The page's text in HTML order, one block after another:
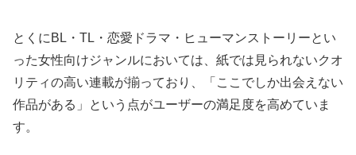
とくにBL・TL・恋愛ドラマ・ヒューマンストーリーとい
った女性向けジャンルにおいては、紙では見られないクオ
リティの高い連載が揃っており、「ここでしか出会えない
作品がある」という点がユーザーの満足度を高めていま
す。